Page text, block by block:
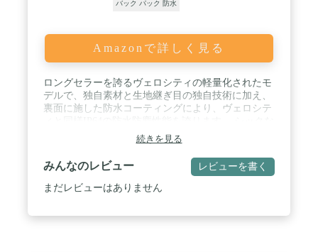
バック パック 防水
Amazonで詳しく見る
ロングセラーを誇るヴェロシティの軽量化されたモ
デルで、独自素材と生地継ぎ目の独自技術に加え、
裏面に施した防水コーティングにより、ヴェロシテ
カラーバリエーションは、スーツなど通勤スタイル
にも違和感なく、アウトドアはもちろん、カジュア
ル感を抑えたシーンもマッチします。女性や小柄な
方にも扱いやすい17Lと、十分な収納力と程よいサ
イズ感の23Lからお選びいただけます。 OR-R430001
続きを見る
みんなのレビュー レビューを書く
まだレビューはありません